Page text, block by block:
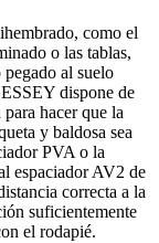
como el
o las tablas,
al suelo
dispone de
hacer que la
y baldosa sea
PVA o la
espaciador AV2 de
correcta a la
suficientemente
el rodapié.